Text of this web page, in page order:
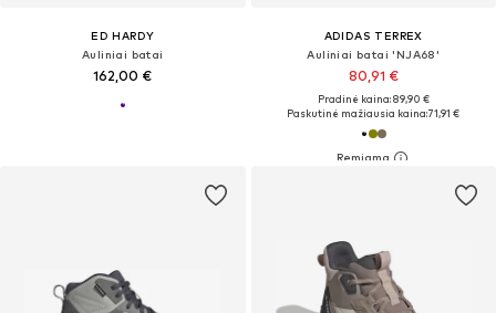
ED HARDY
Auliniai batai
162,00 €
ADIDAS TERREX
Auliniai batai 'NJA68'
80,91 €
Pradinė kaina: 89,90 €
Paskutinė mažiausia kaina:71,91 €